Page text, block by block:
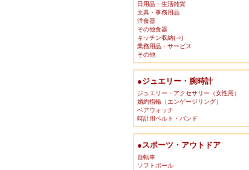
日用品・生活雑貨
文具・事務用品
洋食器
その他食器
キッチン収納(⇒)
業務用品・サービス
その他
●ジュエリー・腕時計
ジュエリー・アクセサリー（女性用）
婚約指輪（エンゲージリング）
ペアウォッチ
時計用ベルト・バンド
●スポーツ・アウトドア
自転車
ソフトボール